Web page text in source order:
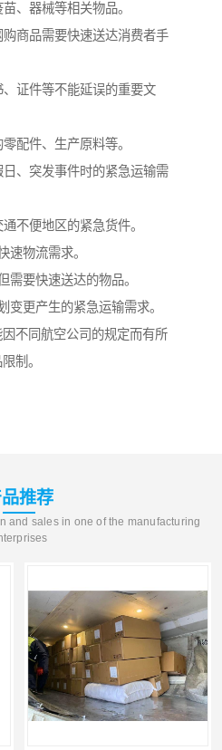
、器械等相关物品。
商品需要快速送达消费者手
证件等不能延误的重要文
配件、生产原料等。
、突发事件时的紧急运输需
不便地区的紧急货件。
速物流需求。
需要快速送达的物品。
变更产生的紧急运输需求。
不同航空公司的规定而有所
制。
推荐
and sales in one of the manufacturing